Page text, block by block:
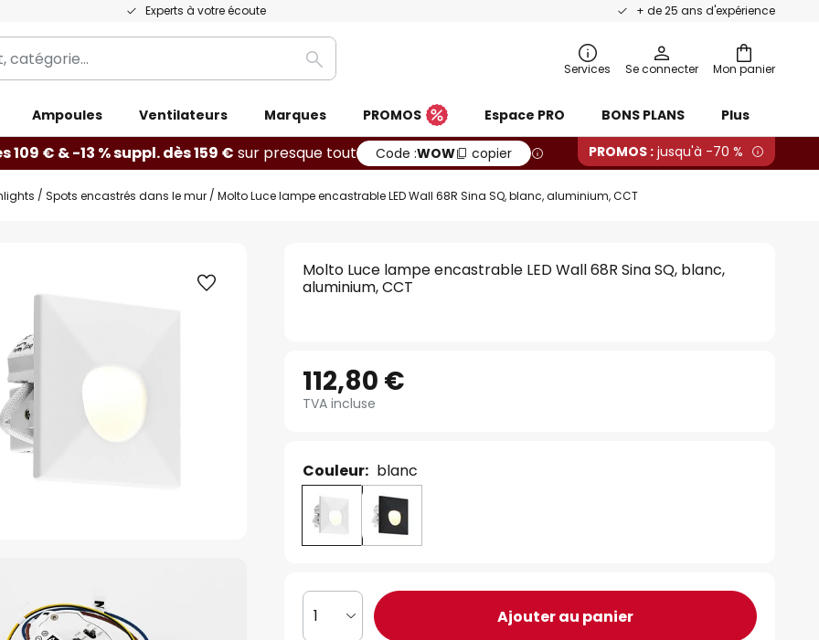
Experts à votre écoute + de 25 ans d'expérience
Mon panier
Rechercher Services Se connecter
Ampoules Ventilateurs Marques PROMOS Espace PRO BONS PLANS Plus
109 € & -13 % suppl. dès 159 € sur presque tout Code :WOW copier PROMOS : jusqu'à -70 %
Spots encastrés dans le mur Molto Luce lampe encastrable LED Wall 68R Sina SQ, blanc, aluminium, CCT
Molto Luce lampe encastrable LED Wall 68R Sina SQ, blanc,
aluminium, CCT
112,80 €
TVA incluse
Couleur: blanc
1 Ajouter au panier